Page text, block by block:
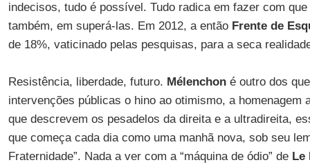
indecisos, tudo é possível. Tudo radica em fazer com
também, em superá-las. Em 2012, a então Frente de
de 18%, vaticinado pelas pesquisas, para a seca
Resistência, liberdade, futuro. Mélenchoné outro dos
intervenções públicas o hino ao otimismo, a homenagem
que descrevem os pesadelos da direita e a ultradireita,
que começa cada dia como uma manhã nova, sob seu
Fraternidade”. Nada a ver com a “máquina de ódio” de Le